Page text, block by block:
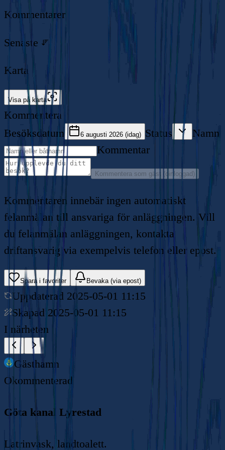
Kommentarer
Senaste
Karta
Visa på karta
Kommentera
Besöksdatum
6 augusti 2026 (idag) Status
Namn
Kommentar
Kommentera som gäst (oinloggad)
Kommentaren innebär ingen automatiskt
felanmälan till ansvariga för anläggningen. Vill
du felanmälan anläggningen, kontakta
driftansvarig via exempelvis telefon eller epost.
Spara i favoriter Bevaka (via epost)
Uppdaterad 2025-05-01 11:15
Skapad 2025-05-01 11:15
I närheten
Gästhamn
Okommenterad
Göta kanal Lyrestad
Latrinvask, landtoalett.